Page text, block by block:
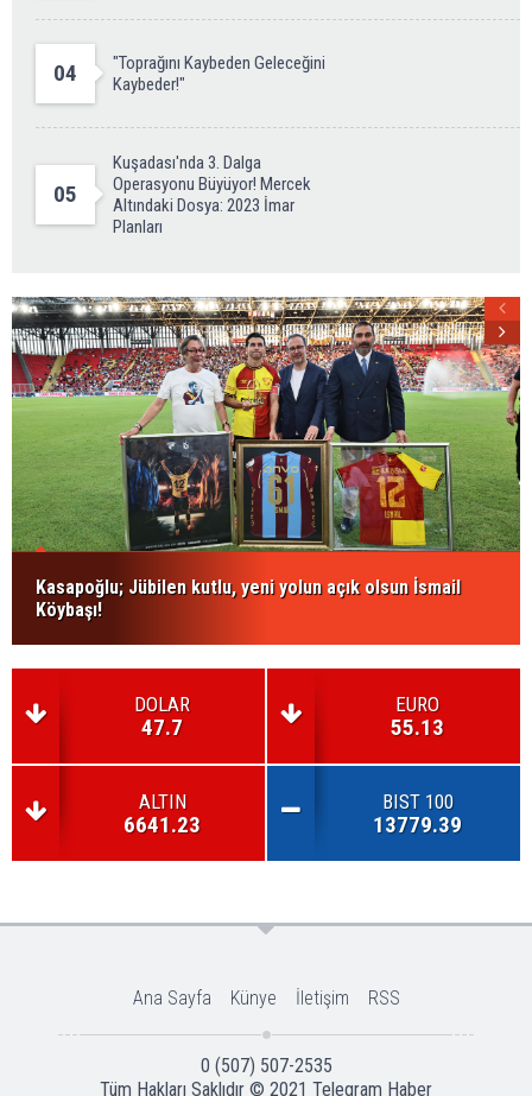
04
"Toprağını Kaybeden Geleceğini
Kaybeder!"
05
Kuşadası'nda 3. Dalga
Operasyonu Büyüyor! Mercek
Altındaki Dosya: 2023 İmar
Planları
Kasapoğlu; Jübilen kutlu, yeni yolun açık olsun İsmail
Köybaşı!
DOLAR
47.7
EURO
55.13
ALTIN
6641.23
BIST 100
13779.39
Ana Sayfa Künye İletişim RSS
0 (507) 507-2535
Tüm Hakları Saklıdır © 2021 Telegram Haber